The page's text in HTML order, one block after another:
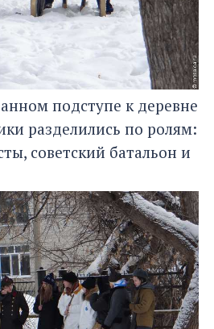
подступе к деревне
разделились по ролям:
советский батальон и